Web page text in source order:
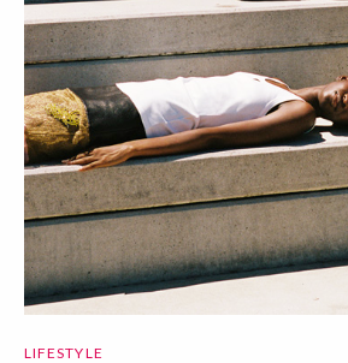
LIFESTYLE